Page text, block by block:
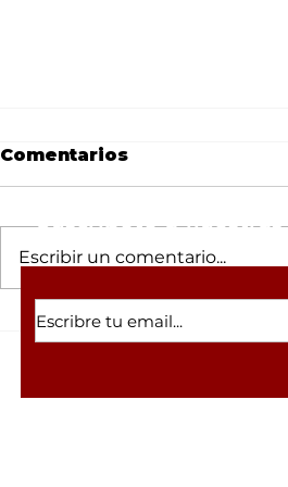
Desmantelan refugio
canino en Tulipanes
arrastraba la sombra de
Comentarios
Escribir un comentario...
Suscríbete a